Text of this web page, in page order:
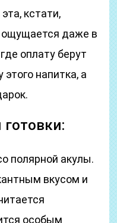
кстати,
ощущается даже в
оплату берут
напитка, а
полярной акулы.
вкусом и
особым